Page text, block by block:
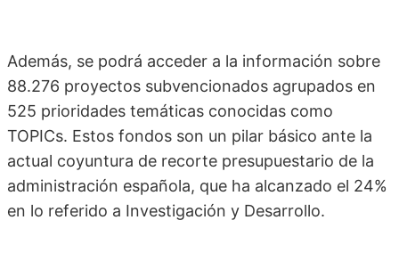
Además, se podrá acceder a la información sobre
88.276 proyectos subvencionados agrupados en
525 prioridades temáticas conocidas como
TOPICs. Estos fondos son un pilar básico ante la
actual coyuntura de recorte presupuestario de la
administración española, que ha alcanzado el 24%
en lo referido a Investigación y Desarrollo.